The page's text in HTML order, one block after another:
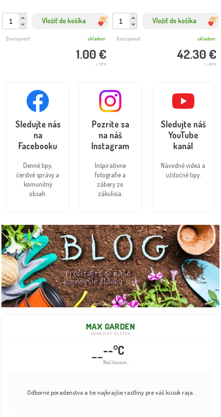
MAX GARDEN
DUNAJSKÝ KLÁTOV
----°C
Načítavam...
Odborné poradenstvo a tie najkrajšie rastliny pre váš kúsok raja.
Vložiť do košíka
1.00 €
s DPH
Dostupnosť: skladom
Vložiť do košíka
42.30 €
s DPH
Dostupnosť: skladom
Sledujte nás
na
Facebooku
Denné tipy,
čerstvé správy a
komunitný
obsah.
Pozrite sa
na náš
Instagram
Inšpiratívne
fotografie a
zábery zo
zákulisia.
Sledujte náš
YouTube
kanál
Návodné videá a
užitočné tipy.